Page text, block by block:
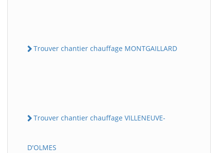
Trouver chantier chauffage MONTGAILLARD
Trouver chantier chauffage VILLENEUVE-
D'OLMES